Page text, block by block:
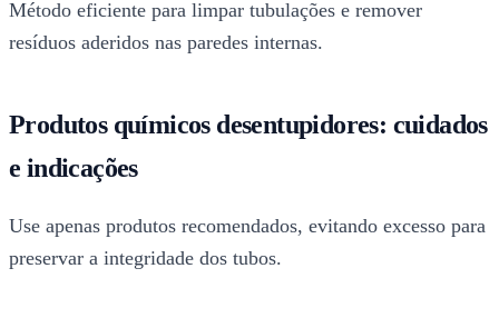
Método eficiente para limpar tubulações e remover
resíduos aderidos nas paredes internas.
Produtos químicos desentupidores: cuidados
e indicações
Use apenas produtos recomendados, evitando excesso para
preservar a integridade dos tubos.